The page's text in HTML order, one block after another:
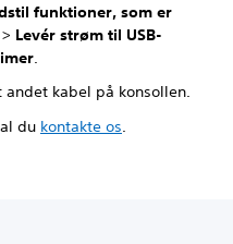
funktioner, som er
> Levér strøm til USB-
andet kabel på konsollen.
du kontakte os